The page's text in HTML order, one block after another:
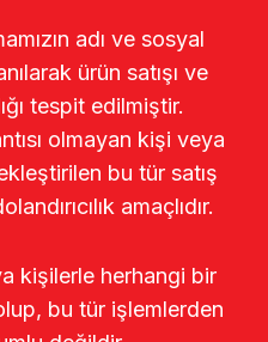
adı ve sosyal
ürün satışı ve
tespit edilmiştir.
olmayan kişi veya
bu tür satış
amaçlıdır.
kişilerle herhangi bir
bu tür işlemlerden